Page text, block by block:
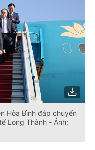
Hòa Bình đáp chuyến
Long Thành - Ảnh: